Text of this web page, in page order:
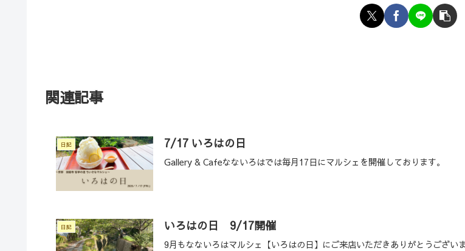
関連記事
日記 7/17 いろはの日
Gallery & Cafeなないろはでは毎月17日にマルシェを開催しております。
日記 いろはの日 9/17開催
9月もなないろはマルシェ【いろはの日】にご来店いただきありがとうございま